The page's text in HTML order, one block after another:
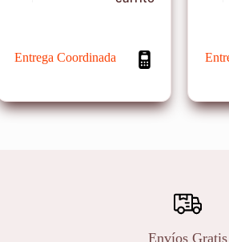
Entrega Coordinada
Envíos Gratis